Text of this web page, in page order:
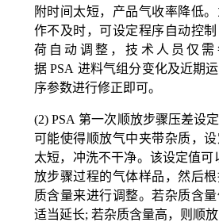
附时间太短，产品气收率降低
作不及时，可设定程序自动控
荷自动调整，技术人员仅
据PSA 进料气组分变化及近期
序参数进行修正即可。
(2) PSA 第一次顺放步骤压差设
可能使得顺放气中夹带杂质，
太短，冲洗不干净。该设定值可
放步骤过程的气体样品，然后
质含量来进行调整。若杂质含
适当延长; 若杂质含量高，则顺放